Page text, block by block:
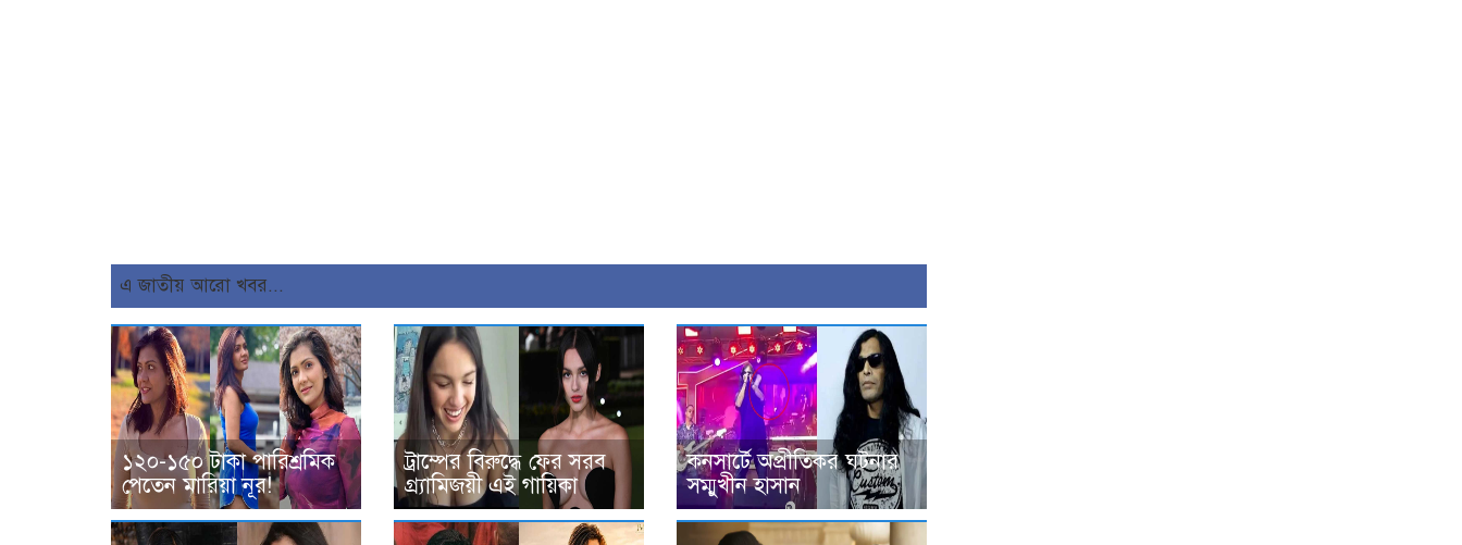
এ জাতীয় আরো খবর...
১২০-১৫০ টাকা পারিশ্রমিক
পেতেন মারিয়া নূর!
ট্রাম্পের বিরুদ্ধে ফের সরব
গ্র্যামিজয়ী এই গায়িকা
কনসার্টে অপ্রীতিকর ঘটনার
সম্মুখীন হাসান